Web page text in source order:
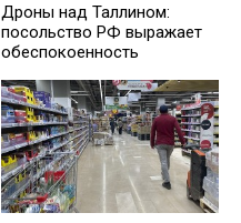
Дроны над Таллином:
посольство РФ выражает
обеспокоенность